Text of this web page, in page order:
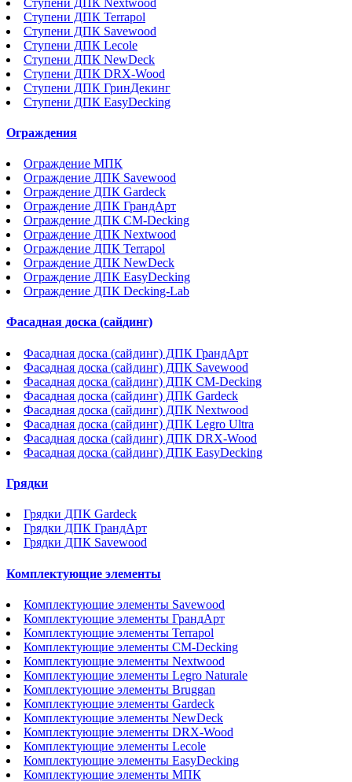
Ступени ДПК Terrapol
Ступени ДПК Savewood
Ступени ДПК Lecole
Ступени ДПК NewDeck
Ступени ДПК DRX-Wood
Ступени ДПК ГринДекинг
Ступени ДПК EasyDecking
Ограждения
Ограждение МПК
Ограждение ДПК Savewood
Ограждение ДПК Gardeck
Ограждение ДПК ГрандАрт
Ограждение ДПК CM-Decking
Ограждение ДПК Nextwood
Ограждение ДПК Terrapol
Ограждение ДПК NewDeck
Ограждение ДПК EasyDecking
Ограждение ДПК Decking-Lab
Фасадная доска (сайдинг)
Фасадная доска (сайдинг) ДПК ГрандАрт
Фасадная доска (сайдинг) ДПК Savewood
Фасадная доска (сайдинг) ДПК CM-Decking
Фасадная доска (сайдинг) ДПК Gardeck
Фасадная доска (сайдинг) ДПК Nextwood
Фасадная доска (сайдинг) ДПК Legro Ultra
Фасадная доска (сайдинг) ДПК DRX-Wood
Фасадная доска (сайдинг) ДПК EasyDecking
Грядки
Грядки ДПК Gardeck
Грядки ДПК ГрандАрт
Грядки ДПК Savewood
Комплектующие элементы
Комплектующие элементы Savewood
Комплектующие элементы ГрандАрт
Комплектующие элементы Terrapol
Комплектующие элементы CM-Decking
Комплектующие элементы Nextwood
Комплектующие элементы Legro Naturale
Комплектующие элементы Bruggan
Комплектующие элементы Gardeck
Комплектующие элементы NewDeck
Комплектующие элементы DRX-Wood
Комплектующие элементы Lecole
Комплектующие элементы EasyDecking
Комплектующие элементы МПК